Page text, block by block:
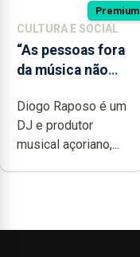
Premium
CULTURA E SOCIAL
“As pessoas fora
da música não
quão difícil é
produzir uma
música”
Diogo Raposo é um
DJ e produtor
musical açoriano,...